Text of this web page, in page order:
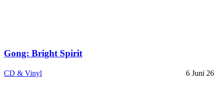
Gong: Bright Spirit
CD & Vinyl 6 Juni 26